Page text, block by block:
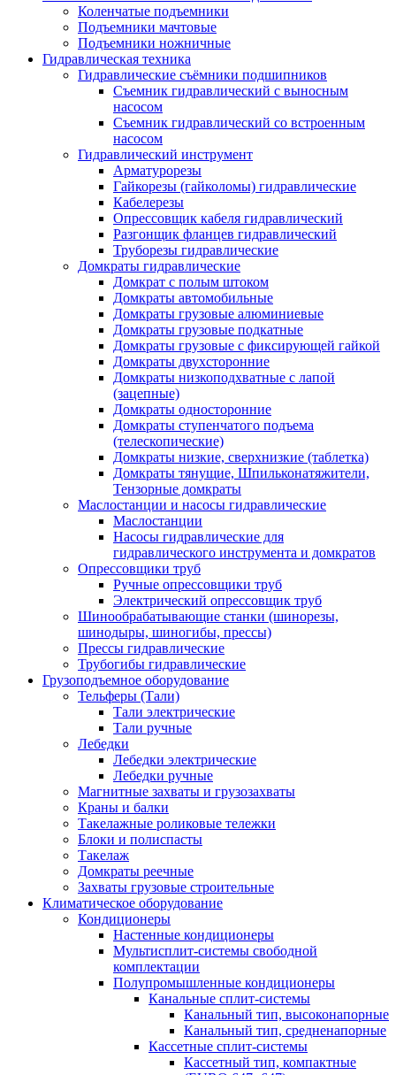
Коленчатые подъемники
Подъемники мачтовые
Подъемники ножничные
Гидравлическая техника
Гидравлические съёмники подшипников
Съемник гидравлический с выносным
насосом
Съемник гидравлический со встроенным
насосом
Гидравлический инструмент
Арматурорезы
Гайкорезы (гайколомы) гидравлические
Кабелерезы
Опрессовщик кабеля гидравлический
Разгонщик фланцев гидравлический
Труборезы гидравлические
Домкраты гидравлические
Домкрат с полым штоком
Домкраты автомобильные
Домкраты грузовые алюминиевые
Домкраты грузовые подкатные
Домкраты грузовые с фиксирующей гайкой
Домкраты двухсторонние
Домкраты низкоподхватные с лапой
(зацепные)
Домкраты односторонние
Домкраты ступенчатого подъема
(телескопические)
Домкраты низкие, сверхнизкие (таблетка)
Домкраты тянущие, Шпильконатяжители,
Тензорные домкраты
Маслостанции и насосы гидравлические
Маслостанции
Насосы гидравлические для
гидравлического инструмента и домкратов
Опрессовщики труб
Ручные опрессовщики труб
Электрический опрессовщик труб
Шинообрабатывающие станки (шинорезы,
шинодыры, шиногибы, прессы)
Прессы гидравлические
Трубогибы гидравлические
Грузоподъемное оборудование
Тельферы (Тали)
Тали электрические
Тали ручные
Лебедки
Лебедки электрические
Лебедки ручные
Магнитные захваты и грузозахваты
Краны и балки
Такелажные роликовые тележки
Блоки и полиспасты
Такелаж
Домкраты реечные
Захваты грузовые строительные
Климатическое оборудование
Кондиционеры
Настенные кондиционеры
Мультисплит-системы свободной
комплектации
Полупромышленные кондиционеры
Канальные сплит-системы
Канальный тип, высоконапорные
Канальный тип, средненапорные
Кассетные сплит-системы
Кассетный тип, компактные